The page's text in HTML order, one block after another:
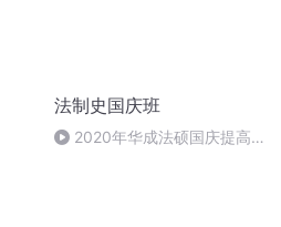
法制史国庆班
2020年华成法硕国庆提高班